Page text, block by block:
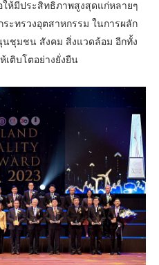
ห้มีประสิทธิภาพสูงสุดแก่หลายๆ
ะทรวงอุตสาหกรรม ในการผลัก
ชุมชน สังคม สิ่งแวดล้อม อีกทั้ง
เติบโตอย่างยั่งยืน